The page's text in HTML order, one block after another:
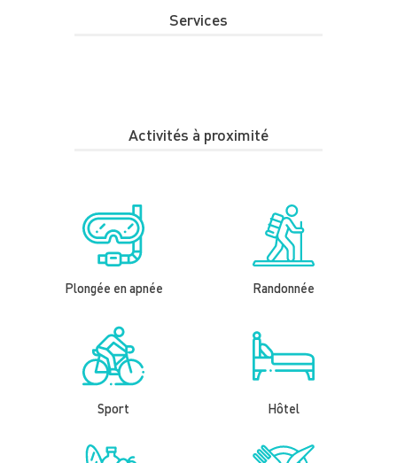
Services
Activités à proximité
Plongée en apnée Randonnée
Sport Hôtel